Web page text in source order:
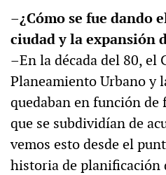
–¿Cómo se fue dando
ciudad y la expansión
–En la década del 80, el
Planeamiento Urbano y
quedaban en función
que se subdividían de
vemos esto desde el
historia de planificación